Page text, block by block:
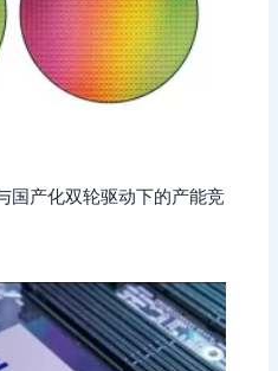
国产化双轮驱动下的产能竞